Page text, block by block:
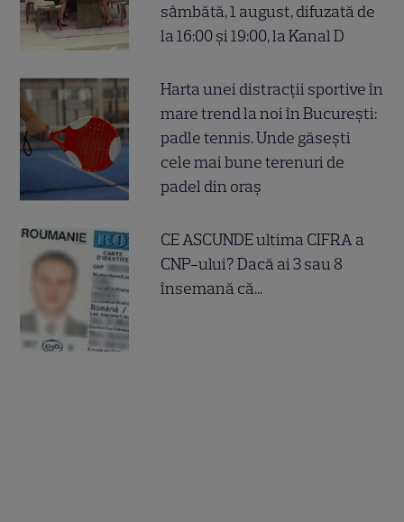
sâmbătă, 1 august, difuzată de
la 16:00 și 19:00, la Kanal D
Harta unei distracții sportive în
mare trend la noi în București:
padle tennis. Unde găsești
cele mai bune terenuri de
padel din oraș
CE ASCUNDE ultima CIFRA a
CNP-ului? Dacă ai 3 sau 8
însemană că...